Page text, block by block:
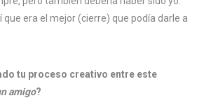
era el mejor (cierre) que podía darle a
tu proceso creativo entre este
amigo?